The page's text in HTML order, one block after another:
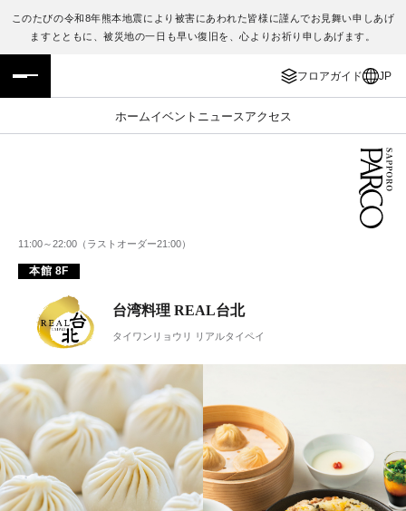
このたびの令和8年熊本地震により被害にあわれた皆様に謹んでお見舞い申しあげ
ますとともに、被災地の一日も早い復旧を、心よりお祈り申しあげます。
フロアガイド JP
ホームイベント ニュース アクセス
フロアガイド
施設案内・アクセス
TAX FREE
PARCOメンバーズ
JP
ENGLISH
繁体字
日本語
11:00～22:00（ラストオーダー21:00）
本館 8F
台湾料理 REAL台北
タイワンリョウリ リアルタイペイ